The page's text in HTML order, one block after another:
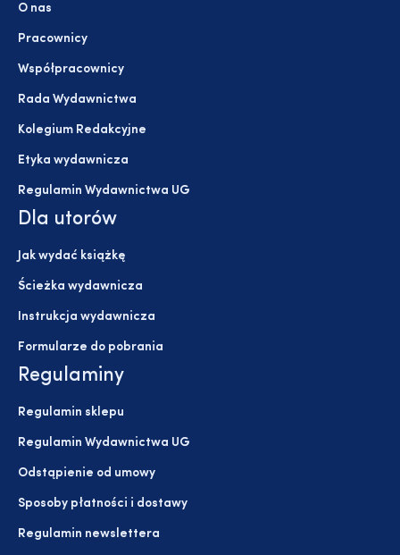
O nas
Pracownicy
Współpracownicy
Rada Wydawnictwa
Kolegium Redakcyjne
Etyka wydawnicza
Regulamin Wydawnictwa UG
Dla utorów
Jak wydać książkę
Ścieżka wydawnicza
Instrukcja wydawnicza
Formularze do pobrania
Regulaminy
Regulamin sklepu
Regulamin Wydawnictwa UG
Odstąpienie od umowy
Sposoby płatności i dostawy
Regulamin newslettera